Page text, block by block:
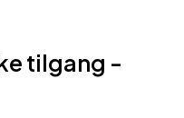
tilgang -